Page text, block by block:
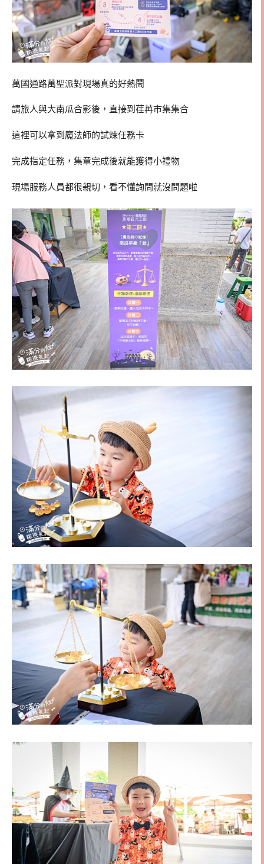
萬國通路萬聖派對現場真的好熱鬧
請旅人與大南瓜合影後，直接到荏苒市集集合
這裡可以拿到魔法師的試煉任務卡
完成指定任務，集章完成後就能獲得小禮物
現場服務人員都很親切，看不懂詢問就沒問題啦